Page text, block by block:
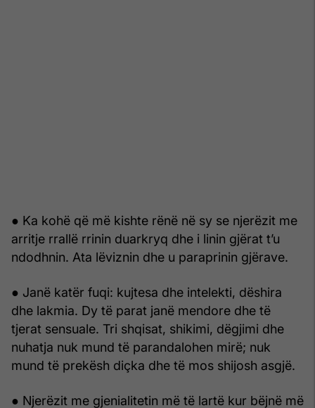
● Ka kohë që më kishte rënë në sy se njerëzit me
arritje rrallë rrinin duarkryq dhe i linin gjërat t’u
ndodhnin. Ata lëviznin dhe u paraprinin gjërave.
● Janë katër fuqi: kujtesa dhe intelekti, dëshira
dhe lakmia. Dy të parat janë mendore dhe të
tjerat sensuale. Tri shqisat, shikimi, dëgjimi dhe
nuhatja nuk mund të parandalohen mirë; nuk
mund të prekësh diçka dhe të mos shijosh asgjë.
● Njerëzit me gjenialitetin më të lartë kur bëjnë më